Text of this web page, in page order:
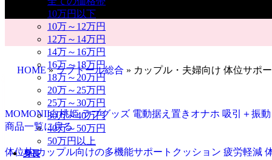
10万円以下
10万～12万円
12万～14万円
14万～16万円
16万～18万円
18万～20万円
20万～25万円
25万～30万円
30万～40万円
40万～50万円
50万円以上
身長
HOME»ラブドール総合 » カップル・夫婦向け 体位サポ
MOMONII白桃姫 ラブグッズ 電動据え置きオナホ 吸引＋振
商品一覧に戻る
体位枕 カップル向けの多機能サポートクッション 疲労軽減